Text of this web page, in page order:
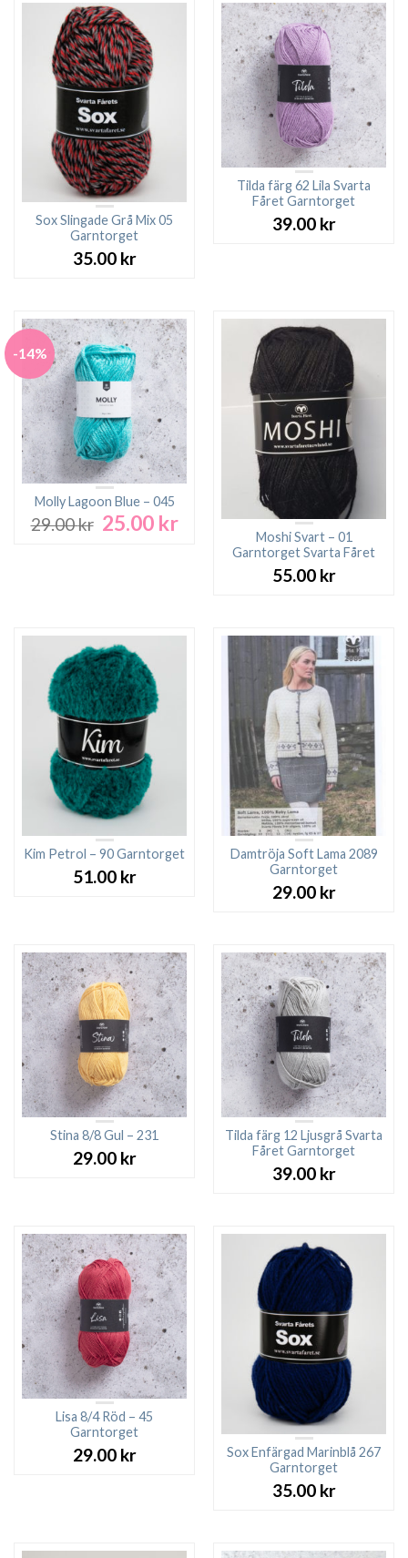
Sox Slingade Grå Mix 05
Garntorget
35.00 kr
Tilda färg 62 Lila Svarta
Fåret Garntorget
39.00 kr
-14%
Molly Lagoon Blue – 045
29.00kr Det
25.00 krDet
nuvarandeMoshi Svart – 01
Garntorget Svarta Fåret
55.00 kr
Kim Petrol – 90 Garntorget
51.00 kr
Damtröja Soft Lama 2089
Garntorget
29.00 kr
Stina 8/8 Gul – 231
29.00 kr
Tilda färg 12 Ljusgrå Svarta
Fåret Garntorget
39.00 kr
Lisa 8/4 Röd – 45
Garntorget
29.00 kr
Sox Enfärgad Marinblå 267
Garntorget
35.00 kr